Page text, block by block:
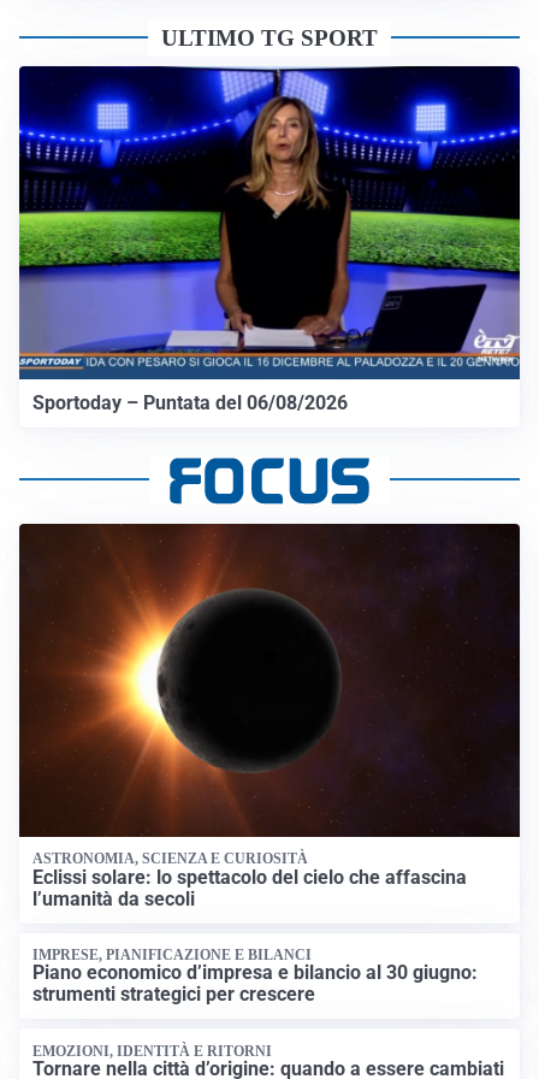
ULTIMO TG SPORT
Sportoday – Puntata del 06/08/2026
ASTRONOMIA, SCIENZA E CURIOSITÀ
Eclissi solare: lo spettacolo del cielo che affascina
l’umanità da secoli
IMPRESE, PIANIFICAZIONE E BILANCI
Piano economico d’impresa e bilancio al 30 giugno:
strumenti strategici per crescere
EMOZIONI, IDENTITÀ E RITORNI
Tornare nella città d’origine: quando a essere cambiati